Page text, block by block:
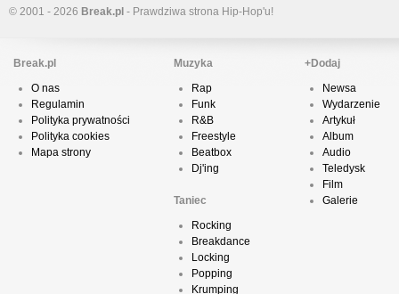
© 2001 - 2026 Break.pl - Prawdziwa strona Hip-Hop'u!
Break.pl
O nas
Regulamin
Polityka prywatności
Polityka cookies
Mapa strony
Muzyka
Rap
Funk
R&B
Freestyle
Beatbox
Dj'ing
Taniec
Rocking
Breakdance
Locking
Popping
Krumping
+Dodaj
Newsa
Wydarzenie
Artykuł
Album
Audio
Teledysk
Film
Galerie